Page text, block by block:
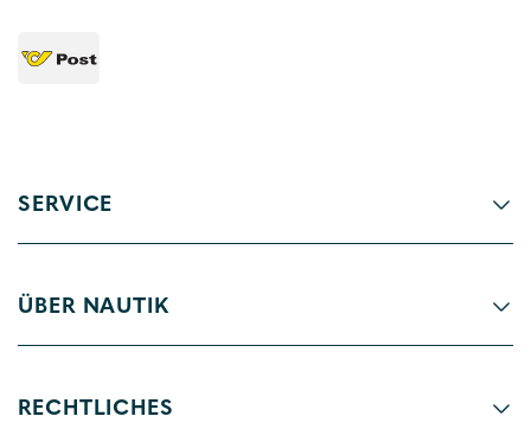
SERVICE
ÜBER NAUTIK
RECHTLICHES